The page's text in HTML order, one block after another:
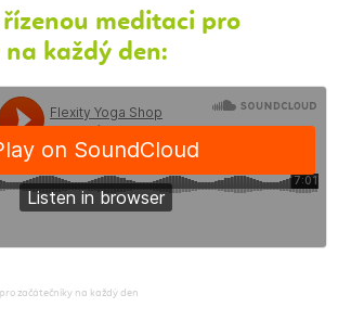
meditaci pro
každý den:
začátečníky na každý den